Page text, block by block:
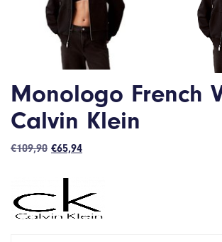
Monologo French
Calvin Klein
€109,90 Oorspronkelijke
was:
€109,90.
€65,94Huidige
€65,94.